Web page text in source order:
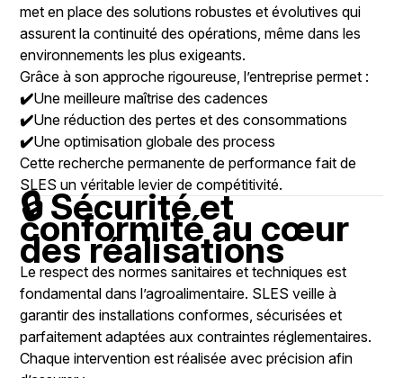
met en place des solutions robustes et évolutives qui
assurent la continuité des opérations, même dans les
environnements les plus exigeants.
Grâce à son approche rigoureuse, l’entreprise permet :
✔️Une meilleure maîtrise des cadences
✔️Une réduction des pertes et des consommations
✔️Une optimisation globale des process
Cette recherche permanente de performance fait de
SLES un véritable levier de compétitivité.
🔒 Sécurité et
conformité au cœur
des réalisations
Le respect des normes sanitaires et techniques est
fondamental dans l’agroalimentaire. SLES veille à
garantir des installations conformes, sécurisées et
parfaitement adaptées aux contraintes réglementaires.
Chaque intervention est réalisée avec précision afin